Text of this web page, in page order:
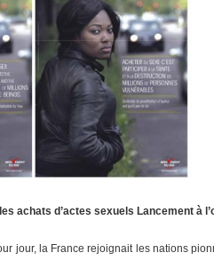
achats d’actes sexuels Lancement à
jour, la France rejoignait les nations